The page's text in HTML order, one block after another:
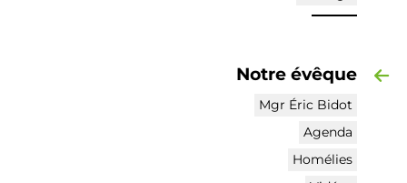
Notre évêque
Mgr Éric Bidot
Agenda
Homélies